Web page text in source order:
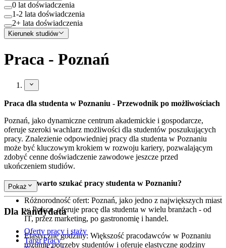
0 lat doświadczenia
1-2 lata doświadczenia
2+ lata doświadczenia
Kierunek studiów
Praca - Poznań
Praca dla studenta w Poznaniu - Przewodnik po możliwościach
Poznań, jako dynamiczne centrum akademickie i gospodarcze,
oferuje szeroki wachlarz możliwości dla studentów poszukujących
pracy. Znalezienie odpowiedniej pracy dla studenta w Poznaniu
może być kluczowym krokiem w rozwoju kariery, pozwalającym
zdobyć cenne doświadczenie zawodowe jeszcze przed
ukończeniem studiów.
Dlaczego warto szukać pracy studenta w Poznaniu?
Różnorodność ofert: Poznań, jako jedno z największych miast
w Polsce, oferuje pracę dla studenta w wielu branżach - od
IT, przez marketing, po gastronomię i handel.
Elastyczne godziny: Większość pracodawców w Poznaniu
rozumie potrzeby studentów i oferuje elastyczne godziny
Pokaż
Dla kandydata
Oferty pracy i staży
Targi Pracy